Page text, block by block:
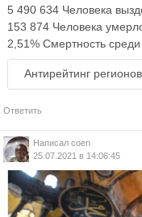
5 490 634 Человека
153 874 Человека
2,51% Смертность
Антирейтинг регионов
Ответить
Написал coen
25.07.2021 в 14:06:45